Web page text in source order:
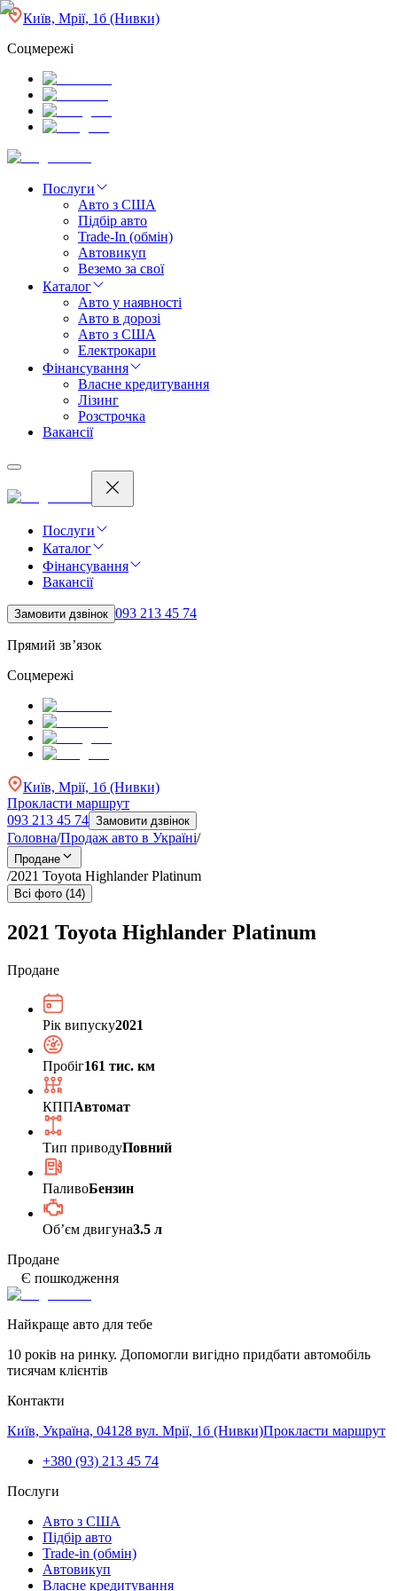
Київ, Мрії, 1б (Нивки)
Соцмережі
Послуги
Авто з США
Підбір авто
Trade-In (обмін)
Автовикуп
Веземо за свої
Каталог
Авто у наявності
Авто в дорозі
Авто з США
Електрокари
Фінансування
Власне кредитування
Лізинг
Розстрочка
Вакансії
Послуги
Каталог
Фінансування
Вакансії
Замовити дзвінок 093 213 45 74
Прямий зв’язок
Соцмережі
Київ, Мрії, 1б (Нивки)
Прокласти маршрут
093 213 45 74 Замовити дзвінок
Головна/Продаж авто в Україні/
Продане
/2021 Toyota Highlander Platinum
Всі фото (14)
2021 Toyota Highlander Platinum
Продане
Рік випуску2021
Пробіг161 тис. км
КППАвтомат
Тип приводуПовний
ПаливоБензин
Обʼєм двигуна3.5 л
Продане
Є пошкодження
Найкраще авто для тебе
10 років на ринку. Допомогли вигідно придбати автомобіль
тисячам клієнтів
Контакти
Київ, Україна, 04128 вул. Мрії, 1б (Нивки)Прокласти маршрут
+380 (93) 213 45 74
Послуги
Авто з США
Підбір авто
Trade-in (обмін)
Автовикуп
Власне кредитування